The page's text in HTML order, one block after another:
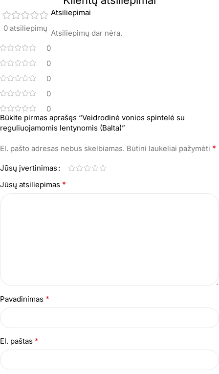
0 atsiliepimų
0
0
0
0
0
Atsiliepimai
Atsiliepimų dar nėra.
Būkite pirmas aprašęs “Veidrodinė vonios spintelė su
reguliuojamomis lentynomis (Balta)”
El. pašto adresas nebus skelbiamas. Būtini laukeliai pažymėti *
Jūsų įvertinimas
Jūsų atsiliepimas *
Pavadinimas *
El. paštas *